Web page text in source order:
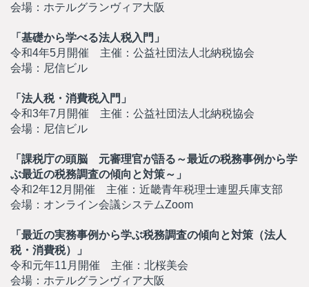
会場：ホテルグランヴィア大阪
「基礎から学べる法人税入門」
令和4年5月開催 主催：公益社団法人北納税協会
会場：尼信ビル
「法人税・消費税入門」
令和3年7月開催 主催：公益社団法人北納税協会
会場：尼信ビル
「課税庁の頭脳 元審理官が語る～最近の税務事例から学
ぶ最近の税務調査の傾向と対策～」
令和2年12月開催 主催：近畿青年税理士連盟兵庫支部
会場：オンライン会議システムZoom
「最近の実務事例から学ぶ税務調査の傾向と対策（法人
税・消費税）」
令和元年11月開催 主催：北桜美会
会場：ホテルグランヴィア大阪